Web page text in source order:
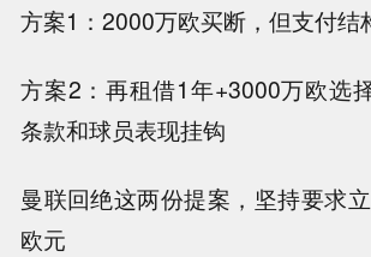
方案1：2000万欧买断，但支付结
方案2：再租借1年+3000万欧选
条款和球员表现挂钩
曼联回绝这两份提案，坚持要求
欧元